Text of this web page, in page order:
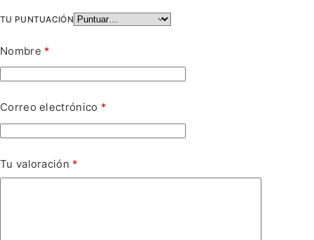
TU PUNTUACIÓN
Nombre *
Correo electrónico *
Tu valoración *